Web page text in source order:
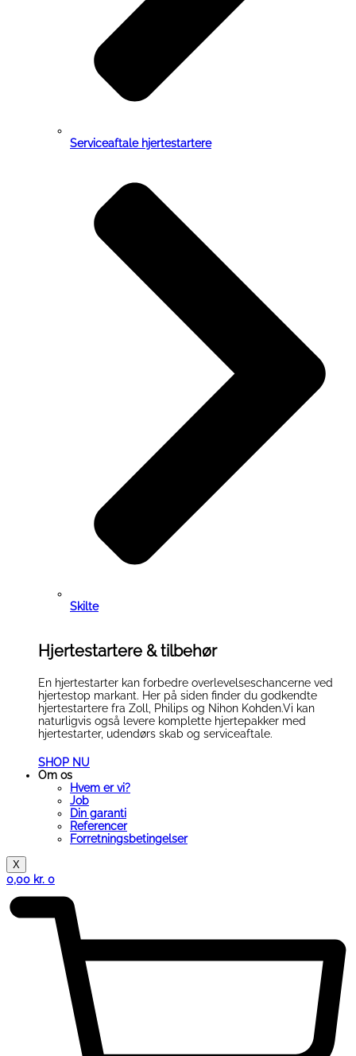
Serviceaftale hjertestartere
Skilte
Hjertestartere & tilbehør
En hjertestarter kan forbedre overlevelseschancerne ved
hjertestop markant. Her på siden finder du godkendte
hjertestartere fra Zoll, Philips og Nihon Kohden.Vi kan
naturligvis også levere komplette hjertepakker med
hjertestarter, udendørs skab og serviceaftale.
SHOP NU
Om os
Hvem er vi?
Job
Din garanti
Referencer
Forretningsbetingelser
X
0,00 kr. 0